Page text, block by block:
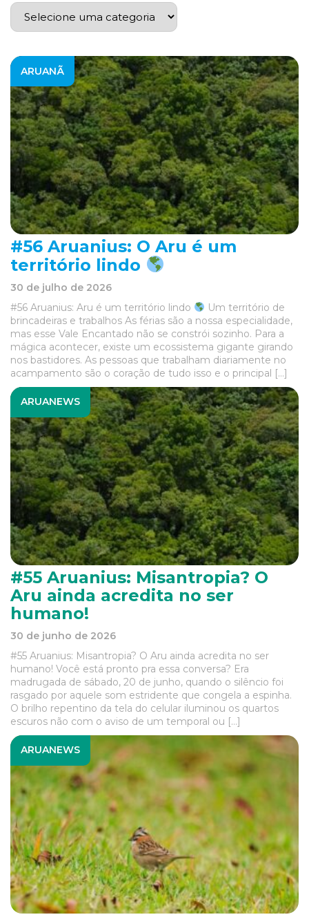
ARUANÃ
#56 Aruanius: O Aru é um
território lindo
30 de julho de 2026
#56 Aruanius: Aru é um território lindo
Um território de
brincadeiras e trabalhos As férias são a nossa especialidade,
mas esse Vale Encantado não se constrói sozinho. Para a
mágica acontecer, existe um ecossistema gigante girando
nos bastidores. As pessoas que trabalham diariamente no
acampamento são o coração de tudo isso e o principal […]
ARUANEWS
#55 Aruanius: Misantropia? O
Aru ainda acredita no ser
humano!
30 de junho de 2026
#55 Aruanius: Misantropia? O Aru ainda acredita no ser
humano! Você está pronto pra essa conversa? Era
madrugada de sábado, 20 de junho, quando o silêncio foi
rasgado por aquele som estridente que congela a espinha.
O brilho repentino da tela do celular iluminou os quartos
escuros não com o aviso de um temporal ou […]
ARUANEWS